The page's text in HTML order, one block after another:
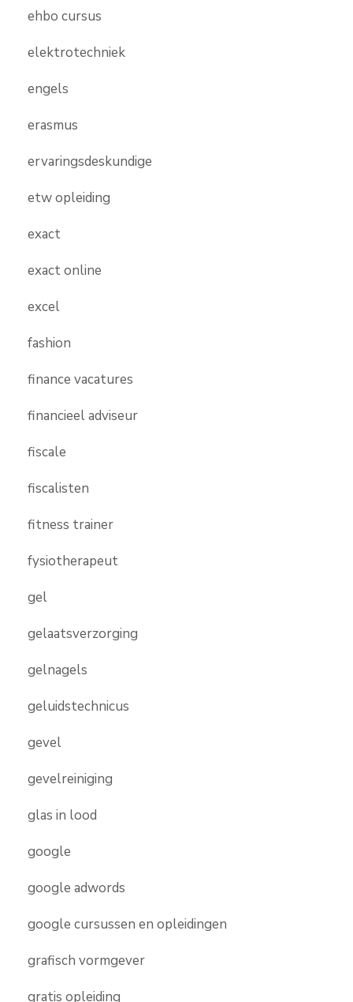
ehbo cursus
elektrotechniek
engels
erasmus
ervaringsdeskundige
etw opleiding
exact
exact online
excel
fashion
finance vacatures
financieel adviseur
fiscale
fiscalisten
fitness trainer
fysiotherapeut
gel
gelaatsverzorging
gelnagels
geluidstechnicus
gevel
gevelreiniging
glas in lood
google
google adwords
google cursussen en opleidingen
grafisch vormgever
gratis opleiding